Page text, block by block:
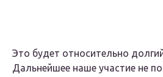
Это будет относительно
Дальнейшее наше участие не